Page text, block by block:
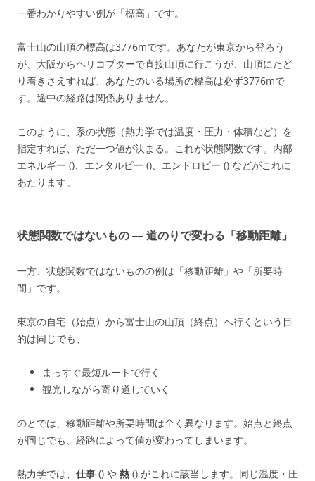
一番わかりやすい例が「標高」です。
富士山の山頂の標高は3776mです。あなたが東京から登ろう
が、大阪からヘリコプターで直接山頂に行こうが、山頂にたど
り着きさえすれば、あなたのいる場所の標高は必ず3776mで
す。途中の経路は関係ありません。
このように、系の状態（熱力学では温度・圧力・体積など）を
指定すれば、ただ一つ値が決まる。これが状態関数です。内部
エネルギー ()、エンタルピー ()、エントロピー () などがこれに
あたります。
状態関数ではないもの ― 道のりで変わる「移動距離」
一方、状態関数ではないものの例は「移動距離」や「所要時
間」です。
東京の自宅（始点）から富士山の山頂（終点）へ行くという目
的は同じでも、
まっすぐ最短ルートで行く
観光しながら寄り道していく
のとでは、移動距離や所要時間は全く異なります。始点と終点
が同じでも、経路によって値が変わってしまいます。
熱力学では、 仕事 () や 熱 () がこれに該当します。同じ温度・圧